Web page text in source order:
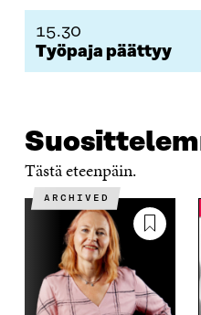
15.30
Työpaja päättyy
Tästä eteenpäin.
ARCHIVED